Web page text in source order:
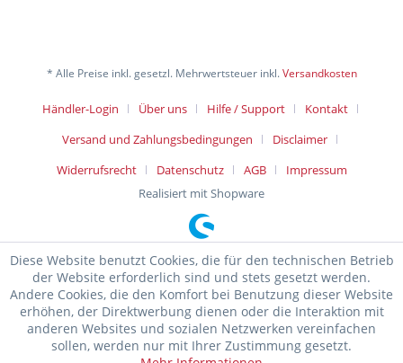
* Alle Preise inkl. gesetzl. Mehrwertsteuer inkl.Versandkosten
Händler-Login Über uns Hilfe / Support
Kontakt
Versand und Zahlungsbedingungen
Disclaimer
Widerrufsrecht
Datenschutz AGB
Impressum
Realisiert mit Shopware
Diese Website benutzt Cookies, die für den technischen Betrieb
der Website erforderlich sind und stets gesetzt werden.
Andere Cookies, die den Komfort bei Benutzung dieser Website
erhöhen, der Direktwerbung dienen oder die Interaktion mit
anderen Websites und sozialen Netzwerken vereinfachen
sollen, werden nur mit Ihrer Zustimmung gesetzt.